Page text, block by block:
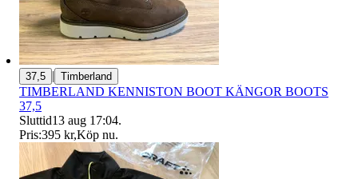
37,5 | Timberland
TIMBERLAND KENNISTON BOOT KÄNGOR BOOTS
37,5
Sluttid13 aug 17:04.
Pris:395 kr,Köp nu.